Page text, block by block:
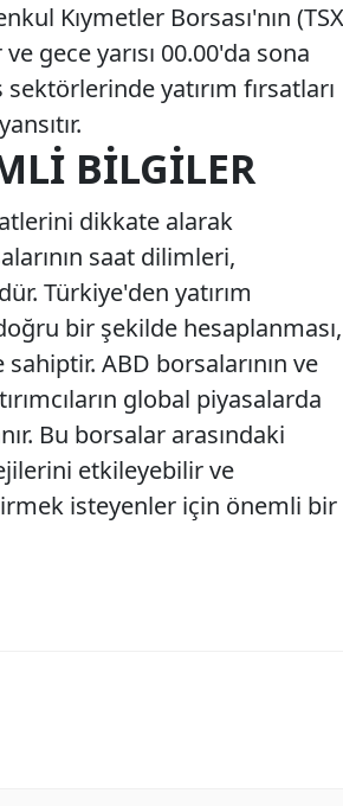
Kıymetler Borsası'nın
gece yarısı 00.00'da sona
yatırım fırsatları
BILGILER
dikkate alarak
saat dilimleri,
Türkiye'den yatırım
bir şekilde hesaplanması,
ABD borsalarının ve
global piyasalarda
Bu borsalar arasındaki
etkileyebilir ve
isteyenler için önemli bir